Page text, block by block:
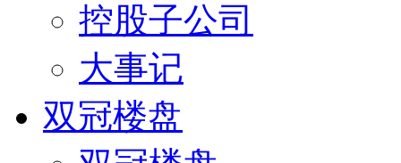
控股子公司
大事记
双冠楼盘